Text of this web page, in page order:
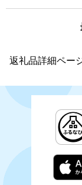
返礼品詳細ペー